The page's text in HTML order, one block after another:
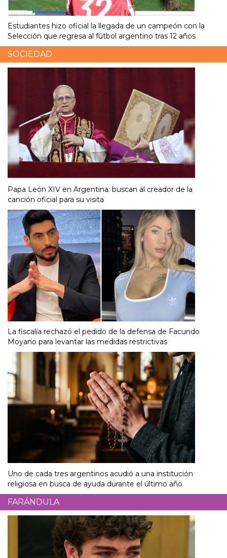
Estudiantes hizo oficial la llegada de un campeón con la
Selección que regresa al fútbol argentino tras 12 años
SOCIEDAD
Papa León XIV en Argentina: buscan al creador de la
canción oficial para su visita
La fiscalía rechazó el pedido de la defensa de Facundo
Moyano para levantar las medidas restrictivas
Uno de cada tres argentinos acudió a una institución
religiosa en busca de ayuda durante el último año
FARÁNDULA